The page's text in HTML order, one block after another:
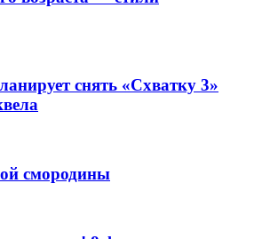
снять «Схватку 3»
смородины